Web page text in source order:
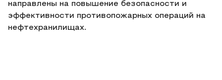
направлены на повышение безопасности и
эффективности противопожарных операций на
нефтехранилищах.